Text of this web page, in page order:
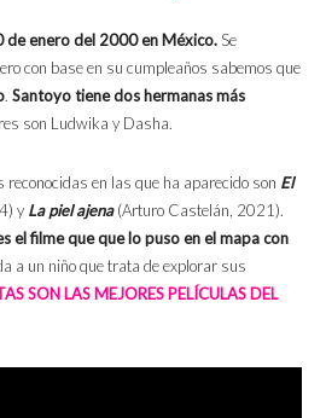
de enero del 2000 en México. Se
con base en su cumpleaños sabemos que
. Santoyo tiene dos hermanas más
son Ludwika y Dasha.
reconocidas en las que ha aparecido son El
y La piel ajena(Arturo Castelán, 2021).
el filme que que lo puso en el mapa con
a un niño que trata de explorar sus
SON LAS MEJORES PELÍCULAS DEL